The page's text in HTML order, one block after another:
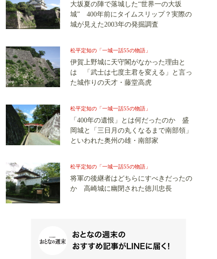
大坂夏の陣で落城した“世界一の大坂
城” 400年前にタイムスリップ？実際の
城が見えた2003年の発掘調査
松平定知の「一城一話55の物語」
伊賀上野城に天守閣がなかった理由と
は 「武士は七度主君を変える」と言っ
た城作りの天才・藤堂高虎
松平定知の「一城一話55の物語」
「400年の遺恨」とは何だったのか 盛
岡城と「三日月の丸くなるまで南部領」
といわれた奥州の雄・南部家
松平定知の「一城一話55の物語」
将軍の後継者はどちらにすべきだったの
か 高崎城に幽閉された徳川忠長